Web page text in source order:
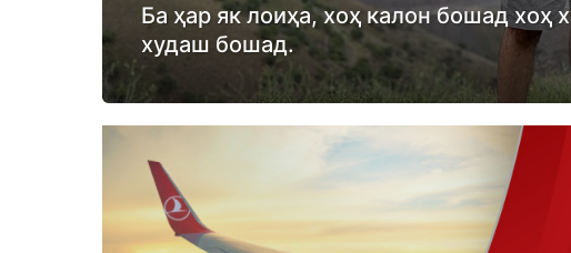
h
s
6
m
Ба ҳар як лоиҳа, хоҳ калон бошад хоҳ
худаш бошад.